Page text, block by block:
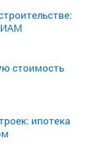
стоимость
ипотека